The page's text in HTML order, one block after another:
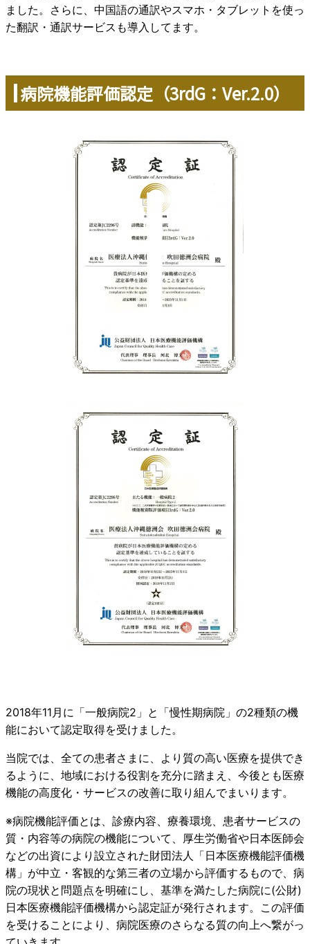
ました。さらに、中国語の通訳やスマホ・タブレットを使っ
た翻訳・通訳サービスも導入してます。
病院機能評価認定（3rdG：Ver.2.0）
2018年11月に「一般病院2」と「慢性期病院」の2種類の機
能において認定取得を受けました。
当院では、全ての患者さまに、より質の高い医療を提供でき
るように、地域における役割を充分に踏まえ、今後とも医療
機能の高度化・サービスの改善に取り組んでまいります。
※病院機能評価とは、診療内容、療養環境、患者サービスの
質・内容等の病院の機能について、厚生労働省や日本医師会
などの出資により設立された財団法人「日本医療機能評価機
構」が中立・客観的な第三者の立場から評価するもので、病
院の現状と問題点を明確にし、基準を満たした病院に(公財)
日本医療機能評価機構から認定証が発行されます。この評価
を受けることにより、病院医療のさらなる質の向上へ繋がっ